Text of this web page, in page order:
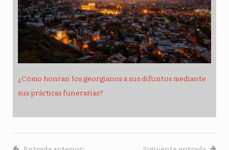
¿Cómo honran los georgianos a sus difuntos mediante
sus prácticas funerarias?